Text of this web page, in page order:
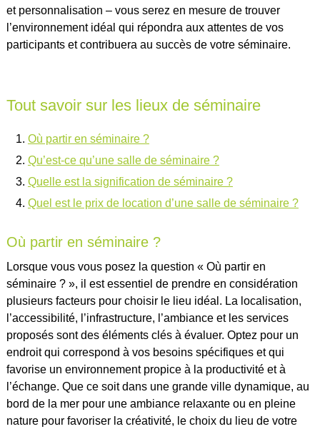
et personnalisation – vous serez en mesure de trouver
l’environnement idéal qui répondra aux attentes de vos
participants et contribuera au succès de votre séminaire.
Tout savoir sur les lieux de séminaire
Où partir en séminaire ?
Qu’est-ce qu’une salle de séminaire ?
Quelle est la signification de séminaire ?
Quel est le prix de location d’une salle de séminaire ?
Où partir en séminaire ?
Lorsque vous vous posez la question « Où partir en
séminaire ? », il est essentiel de prendre en considération
plusieurs facteurs pour choisir le lieu idéal. La localisation,
l’accessibilité, l’infrastructure, l’ambiance et les services
proposés sont des éléments clés à évaluer. Optez pour un
endroit qui correspond à vos besoins spécifiques et qui
favorise un environnement propice à la productivité et à
l’échange. Que ce soit dans une grande ville dynamique, au
bord de la mer pour une ambiance relaxante ou en pleine
nature pour favoriser la créativité, le choix du lieu de votre